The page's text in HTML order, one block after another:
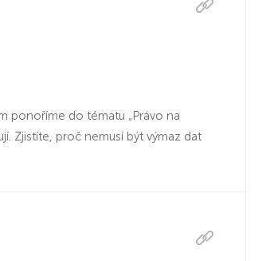
ponoříme do tématu „Právo na
Zjistíte, proč nemusí být výmaz dat